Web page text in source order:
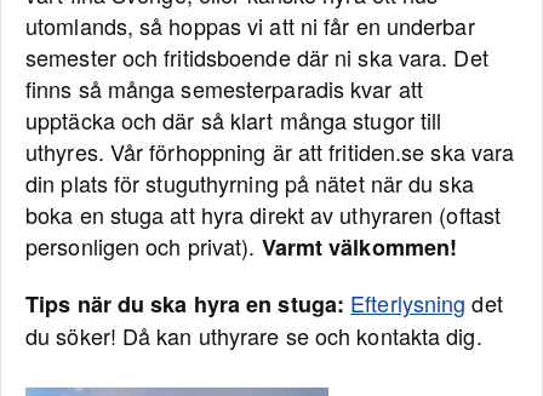
utomlands, så hoppas vi att ni får en underbar
semester och fritidsboende där ni ska vara. Det
finns så många semesterparadis kvar att
upptäcka och där så klart många stugor till
uthyres. Vår förhoppning är att fritiden.se ska vara
din plats för stuguthyrning på nätet när du ska
boka en stuga att hyra direkt av uthyraren (oftast
personligen och privat). Varmt välkommen!
Tips när du ska hyra en stuga: Efterlysning det
du söker! Då kan uthyrare se och kontakta dig.